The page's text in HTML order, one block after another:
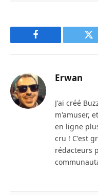
Facebook
Erwan
J'ai créé
m'amuser,
en ligne
cru ! C'est
rédacteurs